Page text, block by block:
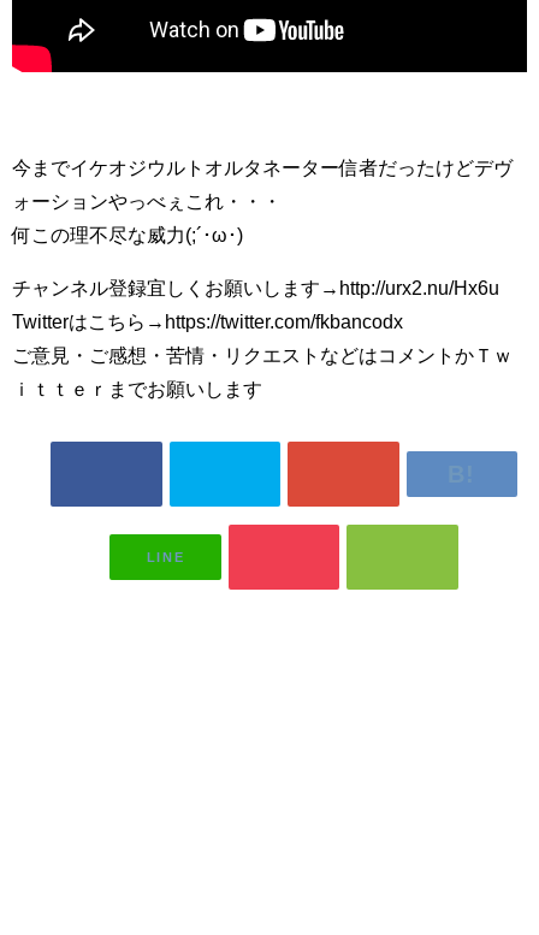
今までイケオジウルトオルタネーター信者だったけどデヴ
ォーションやっべぇこれ・・・
何この理不尽な威力(;´･ω･)
チャンネル登録宜しくお願いします→http://urx2.nu/Hx6u
Twitterはこちら→https://twitter.com/fkbancodx
ご意見・ご感想・苦情・リクエストなどはコメントかＴｗ
ｉｔｔｅｒまでお願いします
LINE